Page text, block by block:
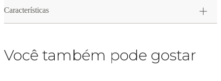
Características
Você também pode gostar